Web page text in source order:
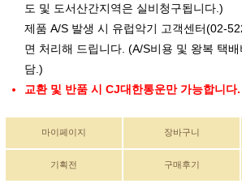
도 및 도서산간지역은 실비청구됩니다.)
제품 A/S 발생 시 유럽악기 고객센터(02-
면 처리해 드립니다. (A/S비용 및 왕복 택
담.)
교환 및 반품 시 CJ대한통운만 가능합니다.
마이페이지 장바구니
기획전 구매후기